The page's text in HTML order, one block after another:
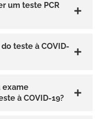
um teste PCR
teste à COVID-
exame
à COVID-19?